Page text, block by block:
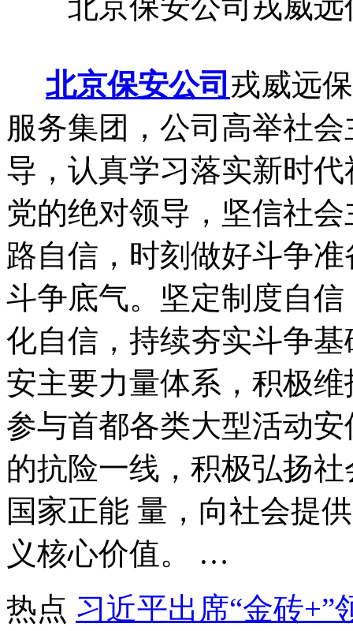
北京保安公司 戎威远
服务集团，公司高举社
导，认真学习落实新时
党的绝对领导，坚信社
路自信，时刻做好斗争
斗争底气。坚定制度自
化自信，持续夯实斗争
安主要力量体系，积极
参与首都各类大型活动
的抗险一线，积极弘扬
国家正能 量，向社会提
义核心价值。 …
热点 习近平出席“金砖+”